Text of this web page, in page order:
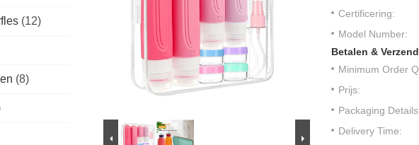
(12)
(8)
Certificering:
Model Number:
Betalen &
Minimum Order
Prijs:
Packaging
Delivery Time: